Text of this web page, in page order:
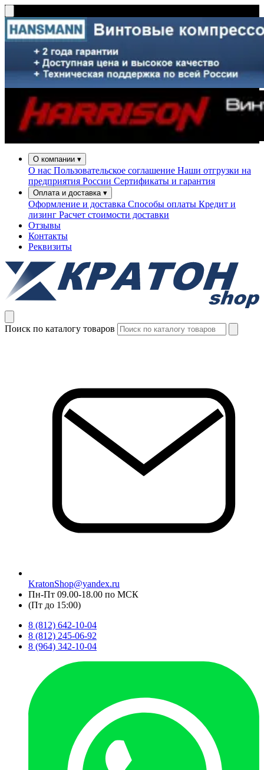
О компании ▾
О нас Пользовательское соглашение Наши отгрузки на
предприятия России Сертификаты и гарантия
Оплата и доставка ▾
Оформление и доставка Способы оплаты Кредит и
лизинг Расчет стоимости доставки
Отзывы
Контакты
Реквизиты
Поиск по каталогу товаров
KratonShop@yandex.ru
Пн-Пт 09.00-18.00 по МСК
(Пт до 15:00)
8 (812) 642-10-04
8 (812) 245-06-92
8 (964) 342-10-04